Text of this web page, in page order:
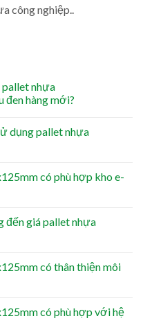
công nghiệp..
nhựa
đen hàng mới?
dụng pallet nhựa
có phù hợp kho e-
đến giá pallet nhựa
có thân thiện môi
có phù hợp với hệ